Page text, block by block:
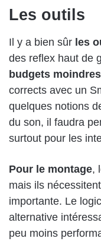
Les outils
Il y a bien sûr les
des reflex haut de
budgets moindres
corrects avec un
quelques notions
du son, il faudra
surtout pour les
Pour le montage,
mais ils
importante. Le
alternative
peu moins